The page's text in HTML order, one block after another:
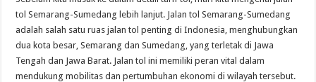
tol Semarang-Sumedang lebih lanjut. Jalan tol Semarang-Sumedang
adalah salah satu ruas jalan tol penting di Indonesia, menghubungkan
dua kota besar, Semarang dan Sumedang, yang terletak di Jawa
Tengah dan Jawa Barat. Jalan tol ini memiliki peran vital dalam
mendukung mobilitas dan pertumbuhan ekonomi di wilayah tersebut.